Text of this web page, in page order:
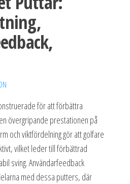
för att förbättra
övergripande prestationen på
och viktfördelning gör att golfare
vilket leder till förbättrad
sving. Användarfeedback
med dessa putters, där